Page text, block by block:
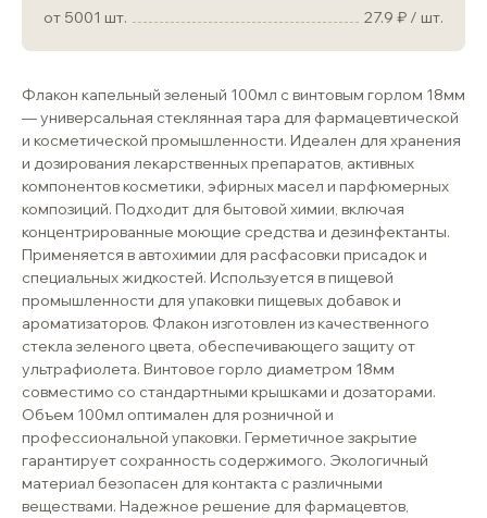
от 5001 шт.
27.9 / шт.
Флакон капельный зеленый 100мл с винтовым горлом 18мм
— универсальная стеклянная тара для фармацевтической
и косметической промышленности. Идеален для хранения
и дозирования лекарственных препаратов, активных
компонентов косметики, эфирных масел и парфюмерных
композиций. Подходит для бытовой химии, включая
концентрированные моющие средства и дезинфектанты.
Применяется в автохимии для расфасовки присадок и
специальных жидкостей. Используется в пищевой
промышленности для упаковки пищевых добавок и
ароматизаторов. Флакон изготовлен из качественного
стекла зеленого цвета, обеспечивающего защиту от
ультрафиолета. Винтовое горло диаметром 18мм
совместимо со стандартными крышками и дозаторами.
Объем 100мл оптимален для розничной и
профессиональной упаковки. Герметичное закрытие
гарантирует сохранность содержимого. Экологичный
материал безопасен для контакта с различными
веществами. Надежное решение для фармацевтов,